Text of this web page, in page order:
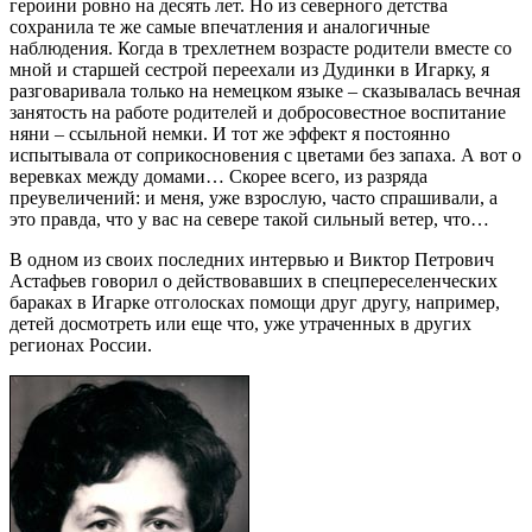
героини ровно на десять лет. Но из северного детства
сохранила те же самые впечатления и аналогичные
наблюдения. Когда в трехлетнем возрасте родители вместе со
мной и старшей сестрой переехали из Дудинки в Игарку, я
разговаривала только на немецком языке – сказывалась вечная
занятость на работе родителей и добросовестное воспитание
няни – ссыльной немки. И тот же эффект я постоянно
испытывала от соприкосновения с цветами без запаха. А вот о
веревках между домами… Скорее всего, из разряда
преувеличений: и меня, уже взрослую, часто спрашивали, а
это правда, что у вас на севере такой сильный ветер, что…
В одном из своих последних интервью и Виктор Петрович
Астафьев говорил о действовавших в спецпереселенческих
бараках в Игарке отголосках помощи друг другу, например,
детей досмотреть или еще что, уже утраченных в других
регионах России.